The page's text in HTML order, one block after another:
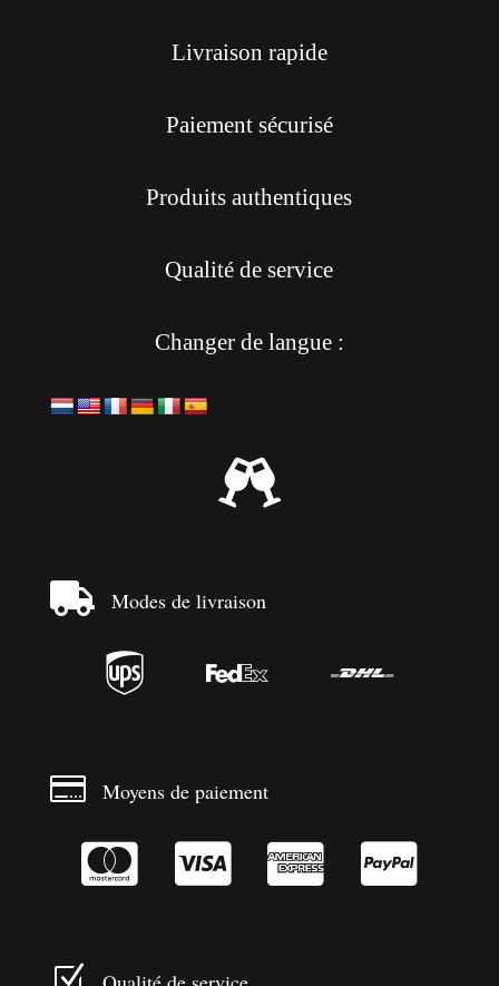
Livraison rapide
Paiement sécurisé
Produits authentiques
Qualité de service
Changer de langue :

 Modes de livraison
  
 Moyens de paiement
   